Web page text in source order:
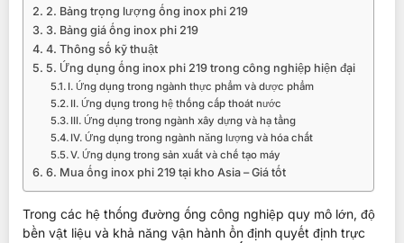
2. Bảng trọng lượng ống inox phi 219
3. Bảng giá ống inox phi 219
4. Thông số kỹ thuật
5. Ứng dụng ống inox phi 219 trong công nghiệp hiện đại
I. Ứng dụng trong ngành thực phẩm và dược phẩm
II. Ứng dụng trong hệ thống cấp thoát nước
III. Ứng dụng trong ngành xây dựng và hạ tầng
IV. Ứng dụng trong ngành năng lượng và hóa chất
V. Ứng dụng trong sản xuất và chế tạo máy
6. Mua ống inox phi 219 tại kho Asia – Giá tốt
Trong các hệ thống đường ống công nghiệp quy mô lớn, độ
bền vật liệu và khả năng vận hành ổn định quyết định trực